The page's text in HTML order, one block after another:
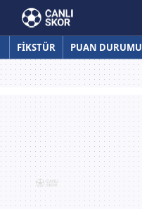
FİKSTÜR PUAN DURUMU